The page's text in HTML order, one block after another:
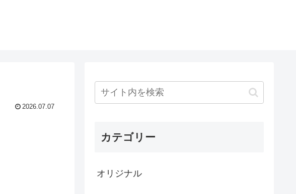
2026.07.07
カテゴリー
オリジナル